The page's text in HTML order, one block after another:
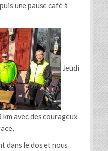
une pause café à
Jeudi
avec des courageux
dans le dos et nous